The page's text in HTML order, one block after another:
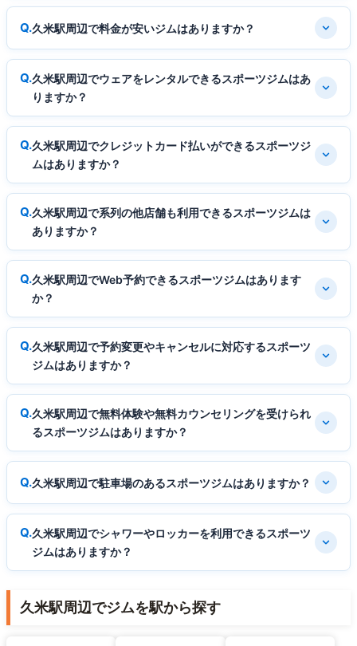
久米駅周辺で料金が安いジムはありますか？
久米駅周辺でウェアをレンタルできるスポーツジムはあ
りますか？
久米駅周辺でクレジットカード払いができるスポーツジ
ムはありますか？
久米駅周辺で系列の他店舗も利用できるスポーツジムは
ありますか？
久米駅周辺でWeb予約できるスポーツジムはあります
か？
久米駅周辺で予約変更やキャンセルに対応するスポーツ
ジムはありますか？
久米駅周辺で無料体験や無料カウンセリングを受けられ
るスポーツジムはありますか？
久米駅周辺で駐車場のあるスポーツジムはありますか？
久米駅周辺でシャワーやロッカーを利用できるスポーツ
ジムはありますか？
久米駅周辺でジムを駅から探す